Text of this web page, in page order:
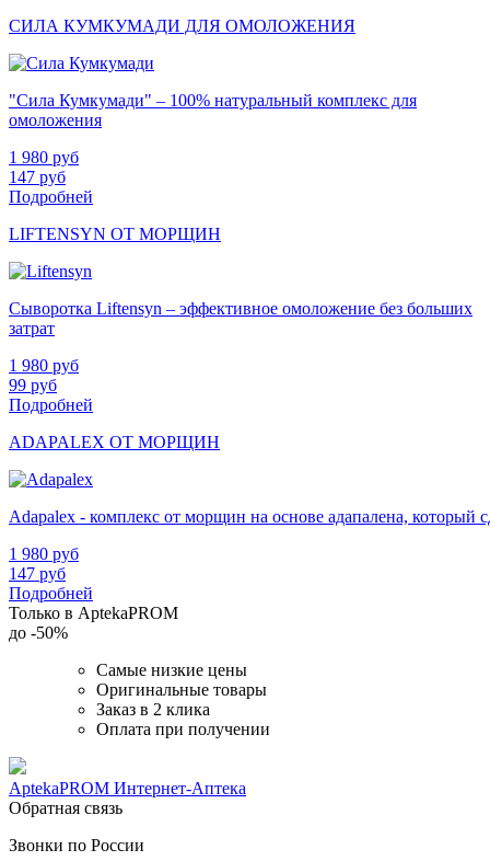
СИЛА КУМКУМАДИ ДЛЯ ОМОЛОЖЕНИЯ
"Сила Кумкумади" – 100% натуральный комплекс для
омоложения
1 980 руб
147 руб
Подробней
LIFTENSYN ОТ МОРЩИН
Сыворотка Liftensyn – эффективное омоложение без больших
затрат
1 980 руб
99 руб
Подробней
ADAPALEX ОТ МОРЩИН
Adapalex - комплекс от морщин на основе адапалена,
1 980 руб
147 руб
Подробней
Только в AptekaPROM
до -50%
Самые низкие цены
Оригинальные товары
Заказ в 2 клика
Оплата при получении
AptekaPROM Интернет-Аптека
Обратная связь
Звонки по России